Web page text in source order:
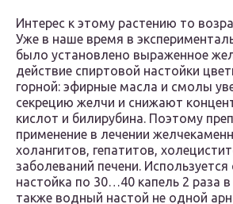
Интерес к этому растению то
Уже в наше время в
было установлено выраженное
действие спиртовой настойки
горной: эфирные масла и смолы
секрецию желчи и снижают
кислот и билирубина. Поэтому
применение в лечении
холангитов, гепатитов,
заболеваний печени. Используется
настойка по 30…40 капель 2 раза
также водный настой не одной